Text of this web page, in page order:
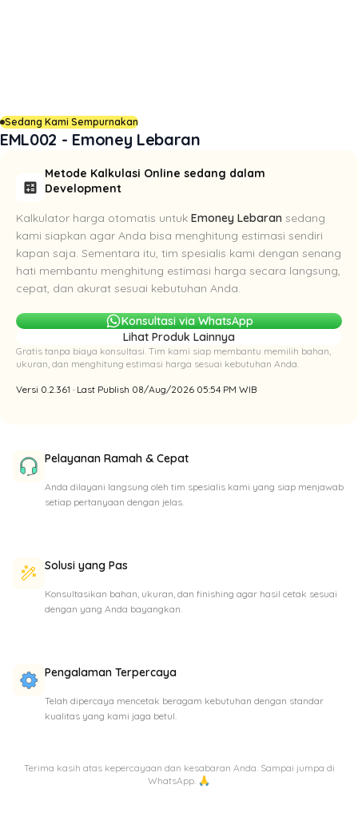
Sedang Kami Sempurnakan
EML002 - Emoney Lebaran
calculate
Metode Kalkulasi Online sedang dalam
Development
Kalkulator harga otomatis untuk Emoney Lebaran sedang
kami siapkan agar Anda bisa menghitung estimasi sendiri
kapan saja. Sementara itu, tim spesialis kami dengan senang
hati membantu menghitung estimasi harga secara langsung,
cepat, dan akurat sesuai kebutuhan Anda.
Konsultasi via WhatsApp
Lihat Produk Lainnya
Gratis tanpa biaya konsultasi. Tim kami siap membantu memilih bahan,
ukuran, dan menghitung estimasi harga sesuai kebutuhan Anda.
Versi 0.2.361 · Last Publish 08/Aug/2026 05:54 PM WIB
Pelayanan Ramah & Cepat
Anda dilayani langsung oleh tim spesialis kami yang siap menjawab
setiap pertanyaan dengan jelas.
Solusi yang Pas
Konsultasikan bahan, ukuran, dan finishing agar hasil cetak sesuai
dengan yang Anda bayangkan.
Pengalaman Terpercaya
Telah dipercaya mencetak beragam kebutuhan dengan standar
kualitas yang kami jaga betul.
Terima kasih atas kepercayaan dan kesabaran Anda. Sampai jumpa di
WhatsApp. 🙏